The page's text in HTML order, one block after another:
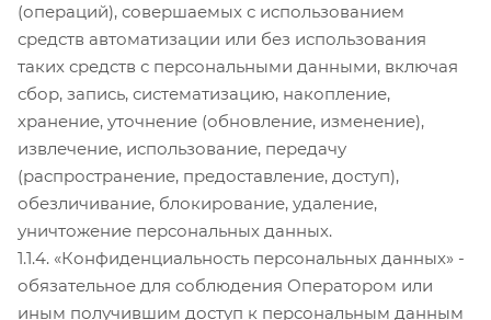
(операций), совершаемых с использованием
средств автоматизации или без использования
таких средств с персональными данными, включая
сбор, запись, систематизацию, накопление,
хранение, уточнение (обновление, изменение),
извлечение, использование, передачу
(распространение, предоставление, доступ),
обезличивание, блокирование, удаление,
уничтожение персональных данных.
1.1.4. «Конфиденциальность персональных данных» -
обязательное для соблюдения Оператором или
иным получившим доступ к персональным данным